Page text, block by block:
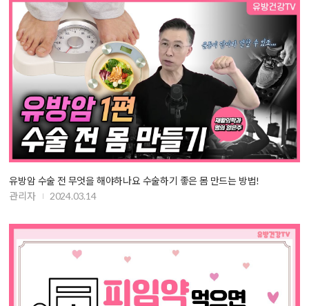
유방암 수술 전 무엇을 해야하나요 수술하기 좋은 몸 만드는 방법!
관리자
2024.03.14